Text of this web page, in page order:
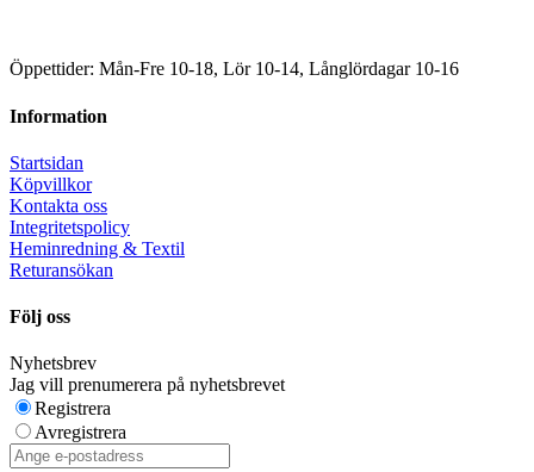
Öppettider: Mån-Fre 10-18, Lör 10-14, Långlördagar 10-16
Information
Startsidan
Köpvillkor
Kontakta oss
Integritetspolicy
Heminredning & Textil
Returansökan
Följ oss
Nyhetsbrev
Jag vill prenumerera på nyhetsbrevet
Registrera
Avregistrera